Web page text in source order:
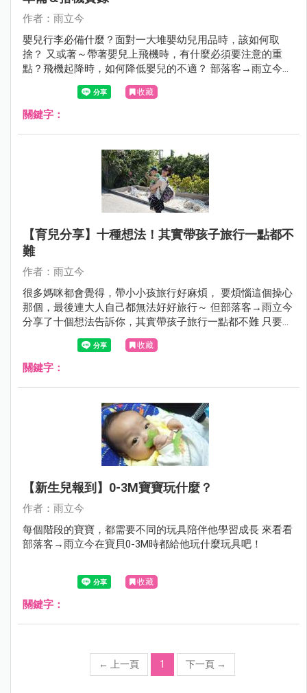
作者：雨立今
嬰兒行李必備什麼？面對一大堆嬰幼兒用品時，該如何取
捨？ 又或著～帶著嬰兒上飛機時，有什麼必須要注意的重
點？飛機起降時，如何降低嬰兒的不適？ 部落客→雨立今要
來教媽咪們，如何第一次帶寶貝出國就上手喔！
收藏
關鍵字：
【育兒分享】十種想法！其實帶孩子旅行一點都不
難
作者：雨立今
很多媽咪都會覺得，帶小小孩旅行好麻煩， 要煩惱這個操心
那個，最後連大人自己都無法好好旅行～ 但部落客→雨立今
分享了十個想法告訴你，其實帶孩子旅行一點都不難 只要心
態轉一下，一家人就能擁有珍貴美好的回憶喔！
收藏
關鍵字：
【新生兒報到】0-3M寶寶玩什麼？
作者：雨立今
每個階段的寶寶，都需要不同的玩具陪伴他學習成長 來看看
部落客→雨立今在寶貝0-3M時都給他玩什麼玩具吧！
收藏
關鍵字：
← 上一頁 1 下一頁 →